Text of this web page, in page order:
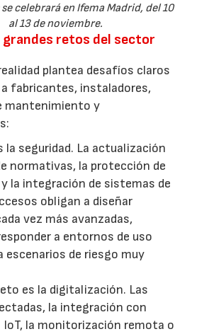
celebrará en Ifema Madrid, del 10
al 13 de noviembre.
retos del sector
plantea desafíos claros
fabricantes, instaladores,
mantenimiento y
la seguridad. La actualización
normativas, la protección de
la integración de sistemas de
obligan a diseñar
vez más avanzadas,
a entornos de uso
escenarios de riesgo muy
es la digitalización. Las
la integración con
la monitorización remota o